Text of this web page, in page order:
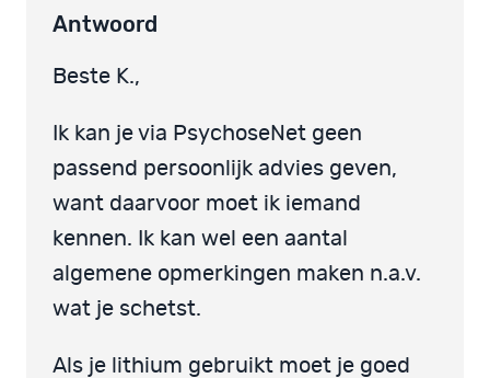
Antwoord
Beste K.,
Ik kan je via PsychoseNet geen
passend persoonlijk advies geven,
want daarvoor moet ik iemand
kennen. Ik kan wel een aantal
algemene opmerkingen maken n.a.v.
wat je schetst.
Als je lithium gebruikt moet je goed